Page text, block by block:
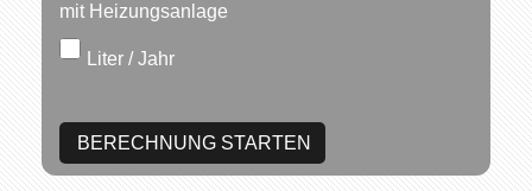
mit Heizungsanlage
Liter / Jahr